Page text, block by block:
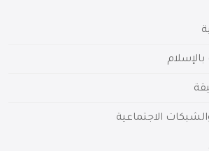
الاجتماعية